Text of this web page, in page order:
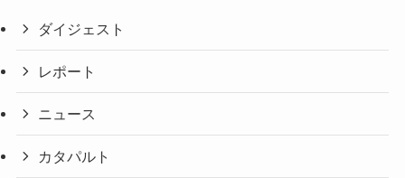
ダイジェスト
レポート
ニュース
カタパルト